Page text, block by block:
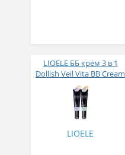
LIOELE ББ крем 3 в 1
Dollish Veil Vita BB Cream
SPF25 PA++ 30 мл
(оттенок 01)
LIOELE